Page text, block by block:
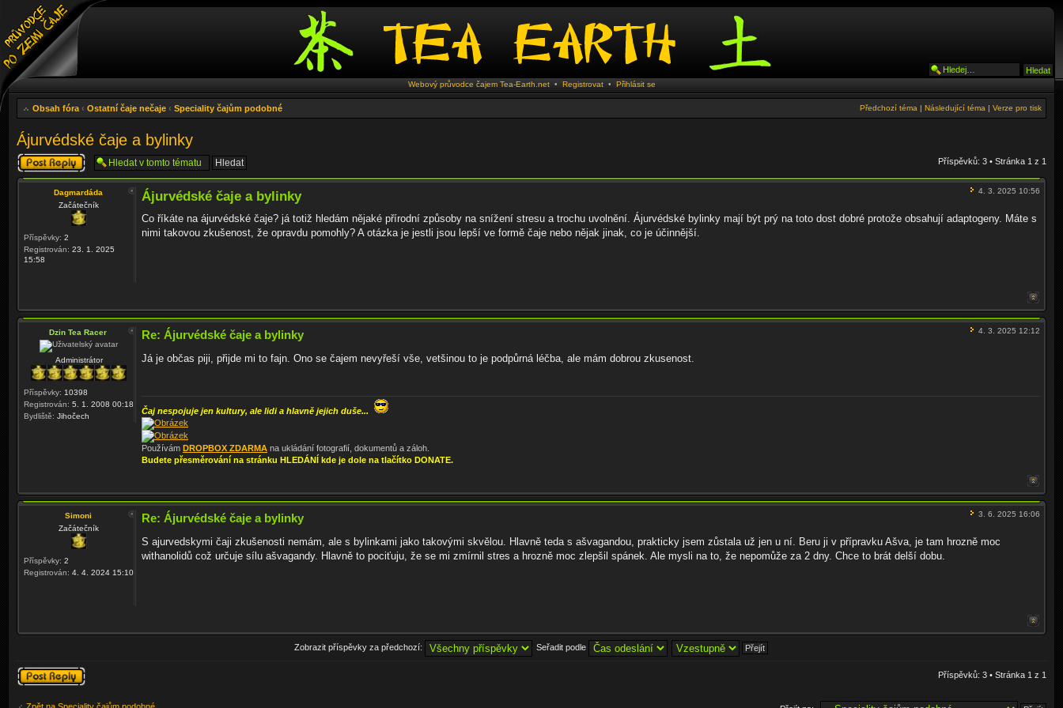
Webový průvodce čajem Tea-Earth.net• Registrovat • Přihlásit se
Obsah fóra ‹ Ostatní čaje nečaje ‹ Speciality čajům podobné Verze pro tisk
Následující téma |
Předchozí téma |
Ájurvédské čaje a bylinky
Odeslat odpověď Příspěvků: 3 • Stránka 1 z 1
Dagmardáda
Začátečník
Příspěvky: 2
Registrován: 23. 1. 2025
15:58
4. 3. 2025 10:56
Ájurvédské čaje a bylinky
Co říkáte na ájurvédské čaje? já totiž hledám nějaké přírodní způsoby na snížení stresu a trochu uvolnění. Ájurvédské bylinky mají být prý na toto dost dobré protože obsahují adaptogeny. Máte s
nimi takovou zkušenost, že opravdu pomohly? A otázka je jestli jsou lepší ve formě čaje nebo nějak jinak, co je účinnější.
Dzin Tea Racer
Administrátor
Příspěvky: 10398
Registrován: 5. 1. 2008 00:18
Bydliště: Jihočech
4. 3. 2025 12:12
Re: Ájurvédské čaje a bylinky
Já je občas piji, přijde mi to fajn. Ono se čajem nevyřeší vše, vetšinou to je podpůrná léčba, ale mám dobrou zkusenost.
Čaj nespojuje jen kultury, ale lidi a hlavně jejich duše...
Používám DROPBOX ZDARMA na ukládání fotografií, dokumentů a záloh.
Budete přesměrování na stránku HLEDÁNÍ kde je dole na tlačítko DONATE.
Simoni
Začátečník
Příspěvky: 2
Registrován: 4. 4. 2024 15:10
3. 6. 2025 16:06
Re: Ájurvédské čaje a bylinky
S ajurvedskymi čaji zkušenosti nemám, ale s bylinkami jako takovými skvělou. Hlavně teda s ašvagandou, prakticky jsem zůstala už jen u ní. Beru ji v přípravku Ašva, je tam hrozně moc
withanolidů což určuje sílu ašvagandy. Hlavně to pociťuju, že se mi zmírnil stres a hrozně moc zlepšil spánek. Ale mysli na to, že nepomůže za 2 dny. Chce to brát delší dobu.
Zobrazit příspěvky za předchozí: Seřadit podle
Odeslat odpověď Příspěvků: 3 • Stránka 1 z 1